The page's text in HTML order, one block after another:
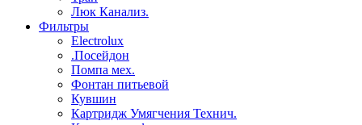
Люк Канализ.
Фильтры
Electrolux
.Посейдон
Помпа мех.
Фонтан питьевой
Кувшин
Картридж Умягчения Технич.